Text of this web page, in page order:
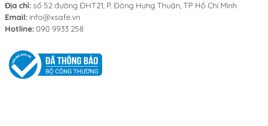
Địa chỉ: số 52 đường ĐHT21, P. Đông Hưng Thuận, TP Hồ Chí Minh
Email: info@xsafe.vn
Hotline: 090 9933 258